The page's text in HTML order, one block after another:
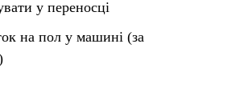
у переносці
на пол у машині (за